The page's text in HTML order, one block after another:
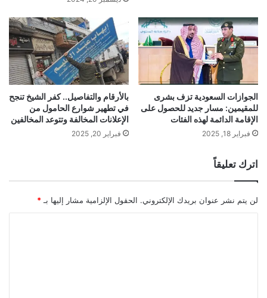
الجوازات السعودية تزف بشرى
للمقيمين: مسار جديد للحصول على
الإقامة الدائمة لهذه الفئات
فبراير 18, 2025
بالأرقام والتفاصيل.. كفر الشيخ تنجح
في تطهير شوارع الحامول من
الإعلانات المخالفة وتتوعد المخالفين
فبراير 20, 2025
اترك تعليقاً
لن يتم نشر عنوان بريدك الإلكتروني. الحقول الإلزامية مشار إليها بـ *